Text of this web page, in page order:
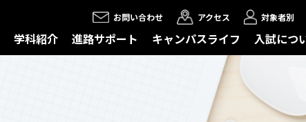
お問い合わせ アクセス 対象者別
学科紹介 進路サポート キャンパスライフ 入試につ